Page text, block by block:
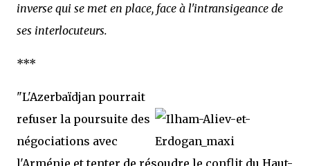
inverse qui se met en place, face à l'intransigeance de
ses interlocuteurs.
***
"L'Azerbaïdjan pourrait
refuser la poursuite des
négociations avec
l'Arménie et tenter de résoudre le conflit du Haut-